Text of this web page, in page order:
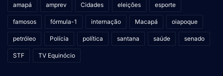
amapá amprev Cidades eleições esporte
famosos fórmula-1 internação Macapá oiapoque
petróleo Polícia política santana saúde senado
STF TV Equinócio